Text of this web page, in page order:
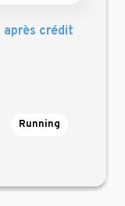
après crédit
Running